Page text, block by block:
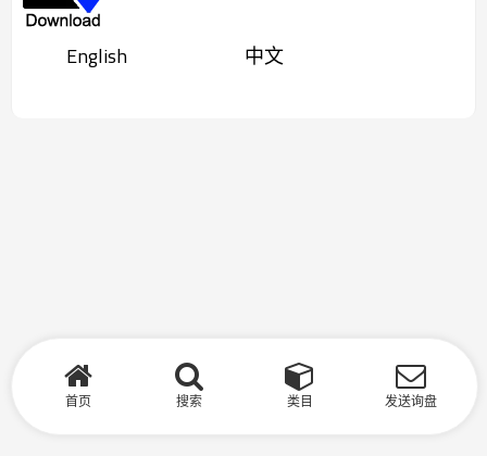
English 中文
首页 搜索 类目 发送询盘